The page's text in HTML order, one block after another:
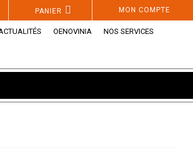
MON COMPTE
PANIER
OENOVINIA NOS SERVICES